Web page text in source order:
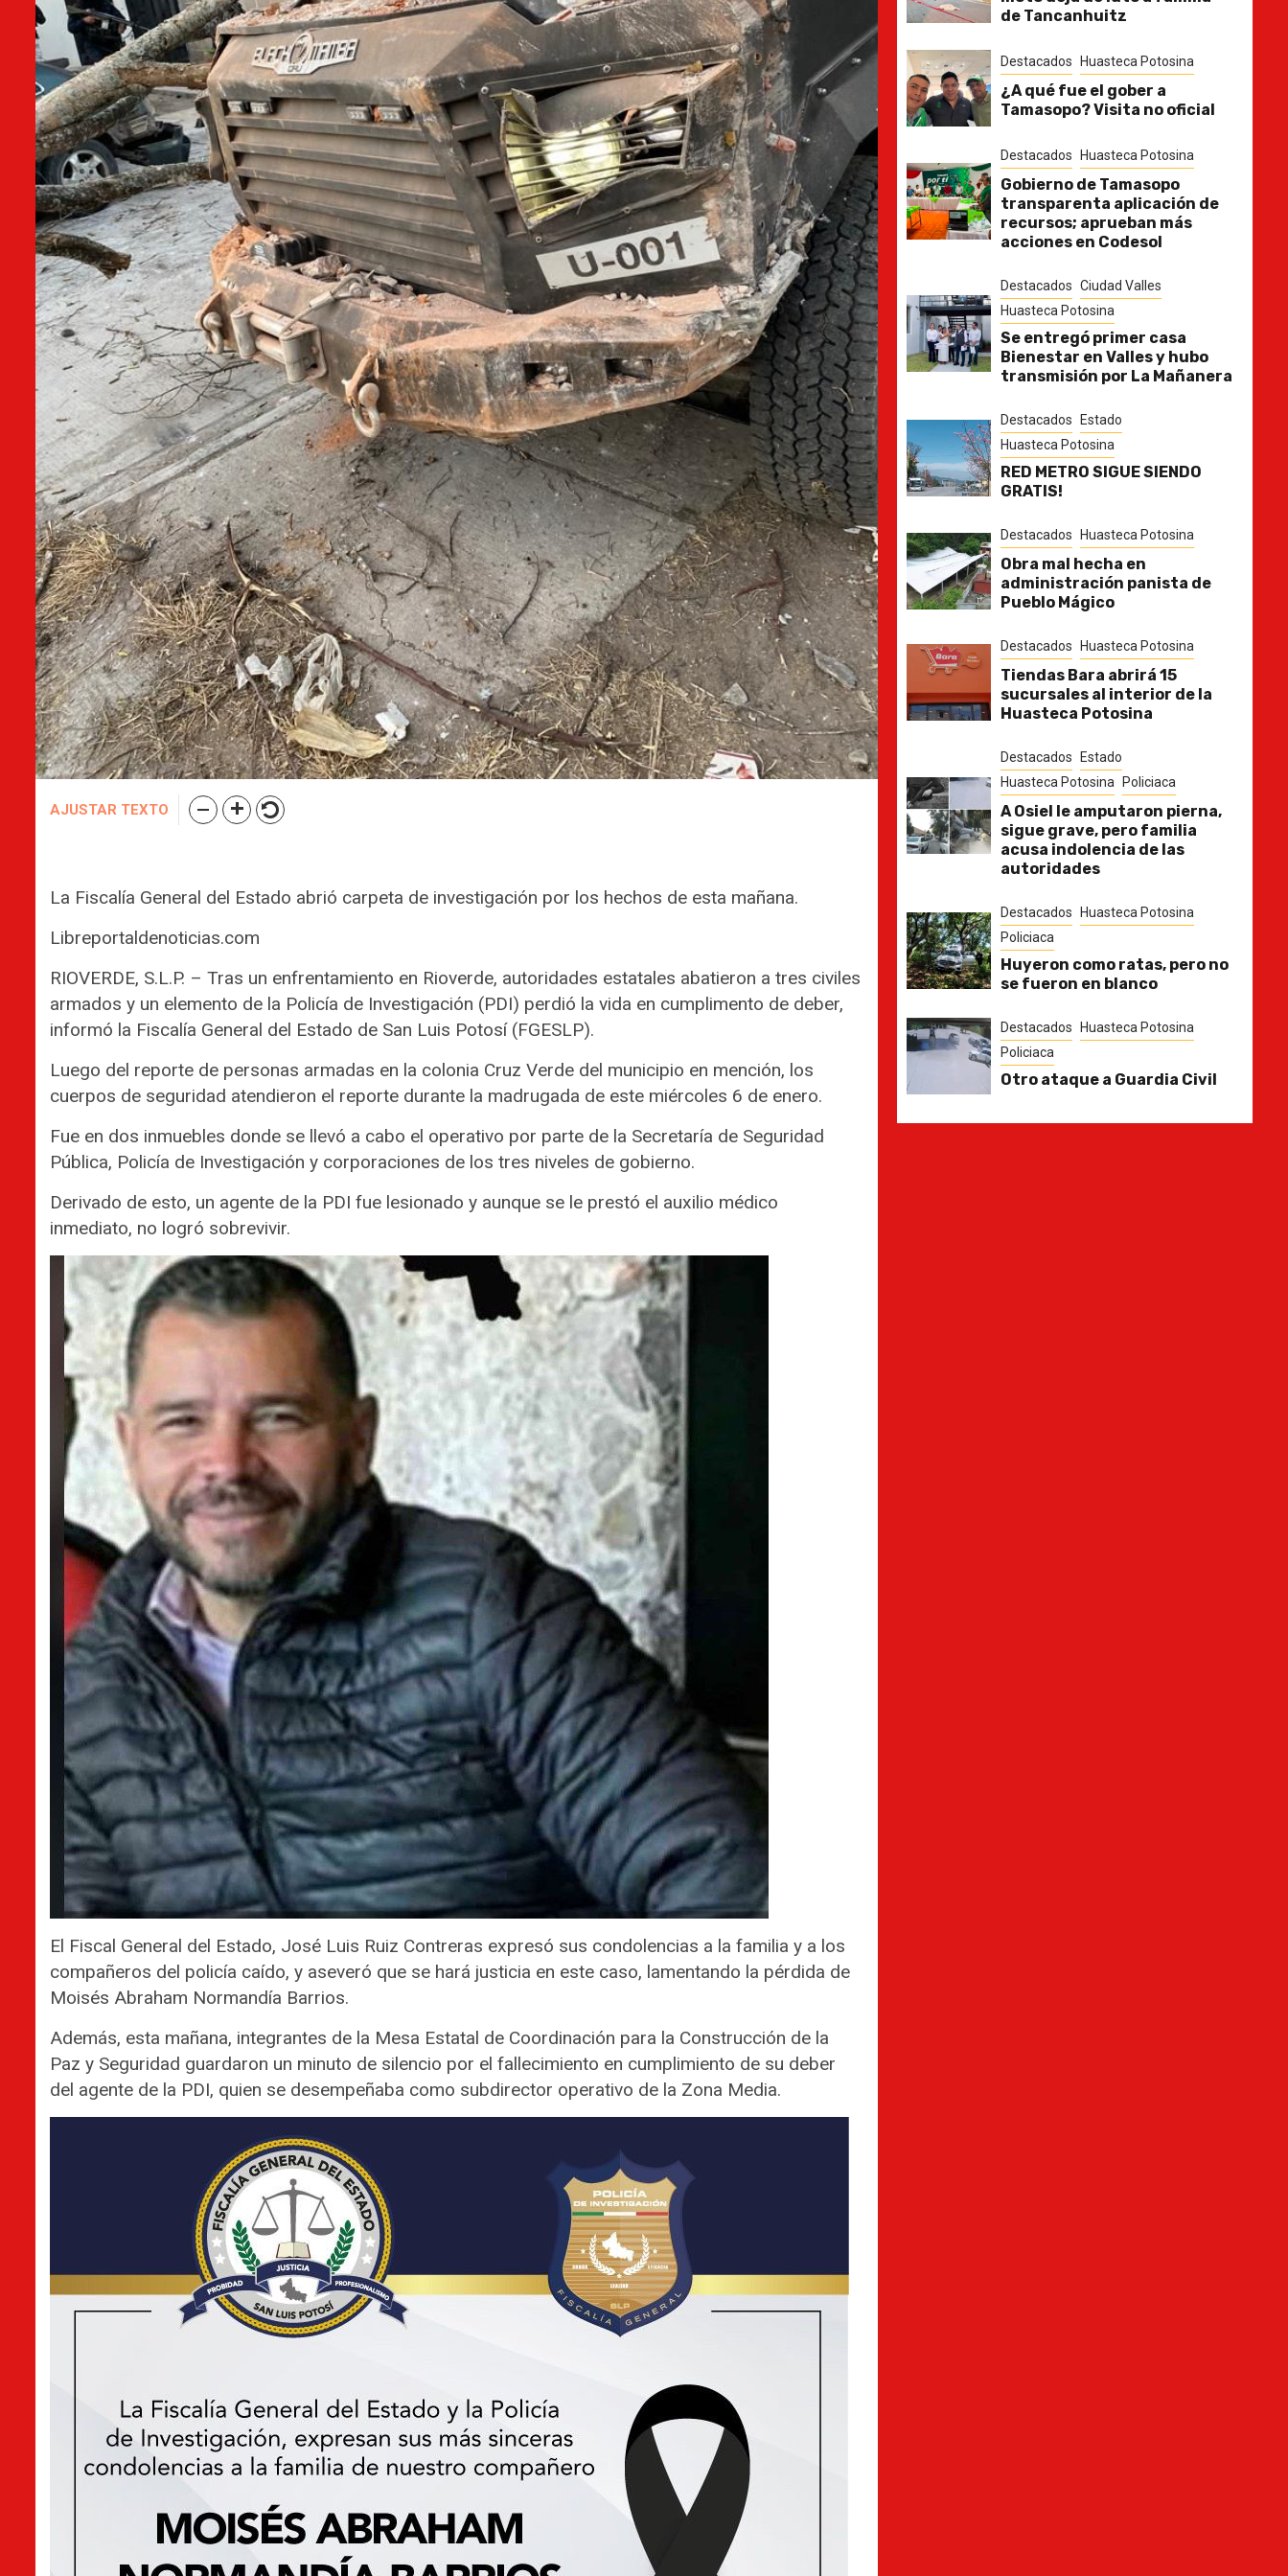
AJUSTAR TEXTO
La Fiscalía General del Estado abrió carpeta de investigación por los hechos de esta mañana.
Libreportaldenoticias.com
RIOVERDE, S.L.P. – Tras un enfrentamiento en Rioverde, autoridades estatales abatieron a tres civiles
armados y un elemento de la Policía de Investigación (PDI) perdió la vida en cumplimento de deber,
informó la Fiscalía General del Estado de San Luis Potosí (FGESLP).
Luego del reporte de personas armadas en la colonia Cruz Verde del municipio en mención, los
cuerpos de seguridad atendieron el reporte durante la madrugada de este miércoles 6 de enero.
Fue en dos inmuebles donde se llevó a cabo el operativo por parte de la Secretaría de Seguridad
Pública, Policía de Investigación y corporaciones de los tres niveles de gobierno.
Derivado de esto, un agente de la PDI fue lesionado y aunque se le prestó el auxilio médico
inmediato, no logró sobrevivir.
El Fiscal General del Estado, José Luis Ruiz Contreras expresó sus condolencias a la familia y a los
compañeros del policía caído, y aseveró que se hará justicia en este caso, lamentando la pérdida de
Moisés Abraham Normandía Barrios.
Además, esta mañana, integrantes de la Mesa Estatal de Coordinación para la Construcción de la
Paz y Seguridad guardaron un minuto de silencio por el fallecimiento en cumplimiento de su deber
del agente de la PDI, quien se desempeñaba como subdirector operativo de la Zona Media.
de Tancanhuitz
Destacados Huasteca Potosina
¿A qué fue el gober a
Tamasopo? Visita no oficial
Destacados Huasteca Potosina
Gobierno de Tamasopo
transparenta aplicación de
recursos; aprueban más
acciones en Codesol
Destacados Ciudad Valles
Huasteca Potosina
Se entregó primer casa
Bienestar en Valles y hubo
transmisión por La Mañanera
Destacados
Estado
Huasteca Potosina
RED METRO SIGUE SIENDO
GRATIS!
Destacados Huasteca Potosina
Obra mal hecha en
administración panista de
Pueblo Mágico
Destacados Huasteca Potosina
Tiendas Bara abrirá 15
sucursales al interior de la
Huasteca Potosina
Destacados
Estado
Huasteca Potosina
Policiaca
A Osiel le amputaron pierna,
sigue grave, pero familia
acusa indolencia de las
autoridades
Destacados
Huasteca Potosina
Policiaca
Huyeron como ratas, pero no
se fueron en blanco
Destacados
Huasteca Potosina
Policiaca
Otro ataque a Guardia Civil